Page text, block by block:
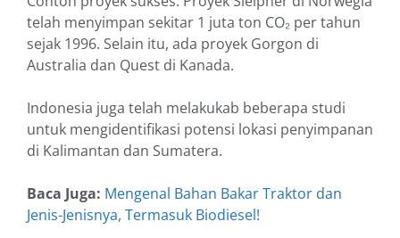
telah menyimpan sekitar 1 juta ton CO₂ per tahun
sejak 1996. Selain itu, ada proyek Gorgon di
Australia dan Quest di Kanada.
Indonesia juga telah melakukab beberapa studi
untuk mengidentifikasi potensi lokasi penyimpanan
di Kalimantan dan Sumatera.
Baca Juga: Mengenal Bahan Bakar Traktor dan
Jenis-Jenisnya, Termasuk Biodiesel!